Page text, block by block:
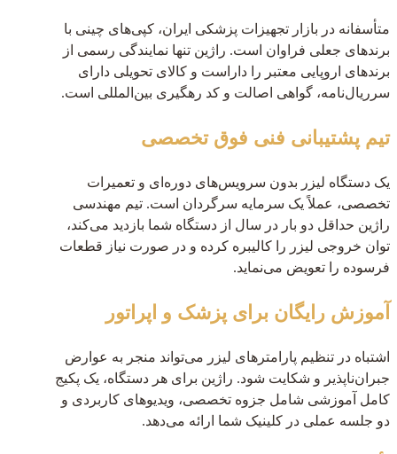
متأسفانه در بازار تجهیزات پزشکی ایران، کپی‌های چینی با
برندهای جعلی فراوان است. راژین تنها نمایندگی رسمی از
برندهای اروپایی معتبر را داراست و کالای تحویلی دارای
سرریال‌نامه، گواهی اصالت و کد رهگیری بین‌المللی است.
تیم پشتیبانی فنی فوق تخصصی
یک دستگاه لیزر بدون سرویس‌های دوره‌ای و تعمیرات
تخصصی، عملاً یک سرمایه سرگردان است. تیم مهندسی
راژین حداقل دو بار در سال از دستگاه شما بازدید می‌کند،
توان خروجی لیزر را کالیبره کرده و در صورت نیاز قطعات
فرسوده را تعویض می‌نماید.
آموزش رایگان برای پزشک و اپراتور
اشتباه در تنظیم پارامترهای لیزر می‌تواند منجر به عوارض
جبران‌ناپذیر و شکایت شود. راژین برای هر دستگاه، یک پکیج
کامل آموزشی شامل جزوه تخصصی، ویدیوهای کاربردی و
دو جلسه عملی در کلینیک شما ارائه می‌دهد.